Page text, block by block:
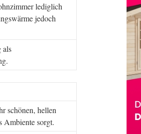
lediglich
jedoch
als
schönen, hellen
Ambiente sorgt.